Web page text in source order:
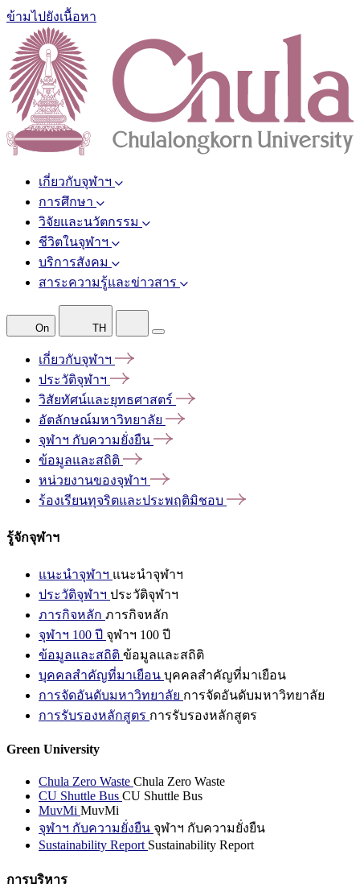
ข้ามไปยังเนื้อหา
เกี่ยวกับจุฬาฯ
การศึกษา
วิจัยและนวัตกรรม
ชีวิตในจุฬาฯ
บริการสังคม
สาระความรู้และข่าวสาร
On TH
เกี่ยวกับจุฬาฯ
ประวัติจุฬาฯ
วิสัยทัศน์และยุทธศาสตร์
อัตลักษณ์มหาวิทยาลัย
จุฬาฯ กับความยั่งยืน
ข้อมูลและสถิติ
หน่วยงานของจุฬาฯ
ร้องเรียนทุจริตและประพฤติมิชอบ
รู้จักจุฬาฯ
แนะนำจุฬาฯ แนะนำจุฬาฯ
ประวัติจุฬาฯ ประวัติจุฬาฯ
ภารกิจหลัก ภารกิจหลัก
จุฬาฯ 100 ปี จุฬาฯ 100 ปี
ข้อมูลและสถิติ ข้อมูลและสถิติ
บุคคลสำคัญที่มาเยือน บุคคลสำคัญที่มาเยือน
การจัดอันดับมหาวิทยาลัย การจัดอันดับมหาวิทยาลัย
การรับรองหลักสูตร การรับรองหลักสูตร
Green University
Chula Zero Waste Chula Zero Waste
CU Shuttle Bus CU Shuttle Bus
MuvMi MuvMi
จุฬาฯ กับความยั่งยืน จุฬาฯ กับความยั่งยืน
Sustainability Report Sustainability Report
การบริหาร